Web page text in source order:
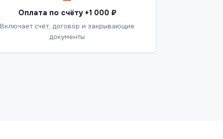
Оплата по счёту +1 000 ₽
Включает счёт, договор и закрывающие
документы